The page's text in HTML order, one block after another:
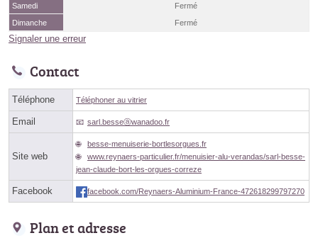
Samedi
Fermé
Dimanche
Fermé
Signaler une erreur
Contact
Téléphone Téléphoner au vitrier
Email sarl.besseⓐwanadoo.fr
Site web
besse-menuiserie-bortlesorgues.fr
www.reynaers-particulier.fr/menuisier-alu-verandas/sarl-besse-
jean-claude-bort-les-orgues-correze
Facebook facebook.com/Reynaers-Aluminium-France-472618299797270
Plan et adresse